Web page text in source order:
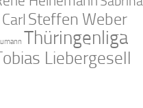
Steffen Weber
Thüringenliga
Liebergesell